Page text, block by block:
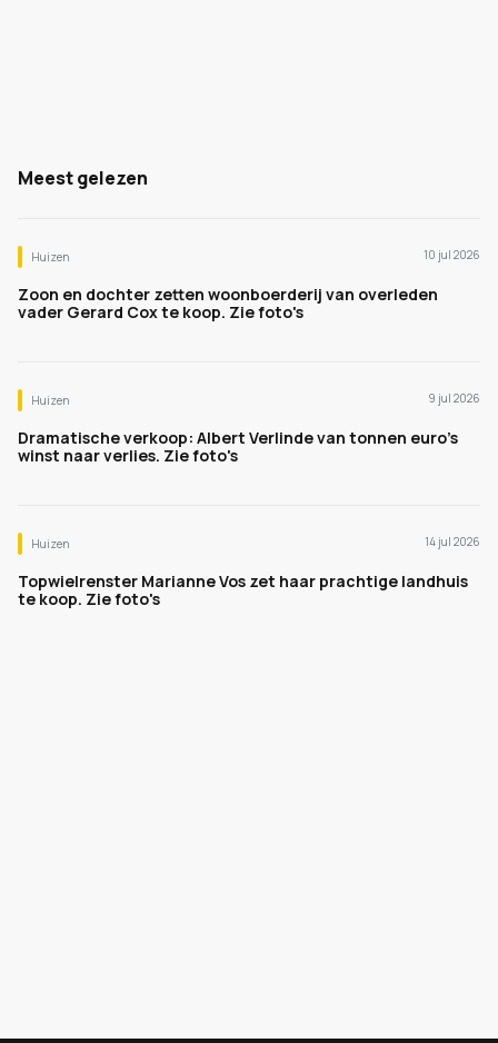
Meest gelezen
Huizen 10 jul 2026
Zoon en dochter zetten woonboerderij van overleden
vader Gerard Cox te koop. Zie foto's
Huizen 9 jul 2026
Dramatische verkoop: Albert Verlinde van tonnen euro's
winst naar verlies. Zie foto's
Huizen 14 jul 2026
Topwielrenster Marianne Vos zet haar prachtige landhuis
te koop. Zie foto's